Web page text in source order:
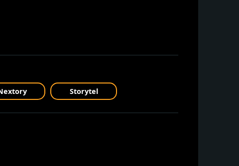
Storytel